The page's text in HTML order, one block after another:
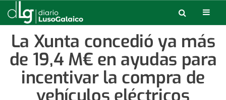
La Xunta concedió ya más
de 19,4 M€ en ayudas para
incentivar la compra de